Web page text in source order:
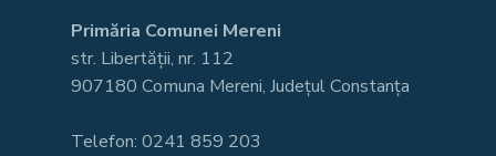
Primăria Comunei Mereni
str. Libertății, nr. 112
907180 Comuna Mereni, Județul Constanța
Telefon: 0241 859 203